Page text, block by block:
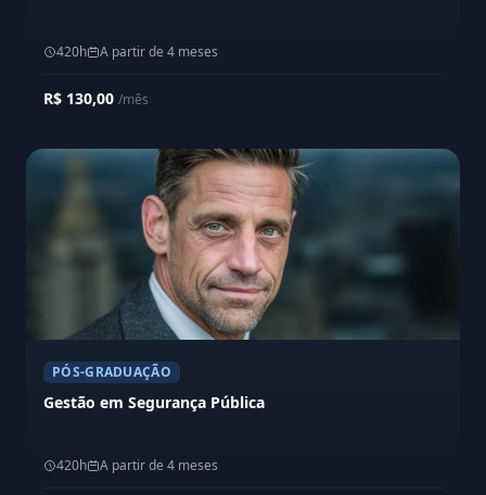
420h A partir de 4 meses
R$ 130,00 /mês
PÓS-GRADUAÇÃO
Gestão em Segurança Pública
420h A partir de 4 meses